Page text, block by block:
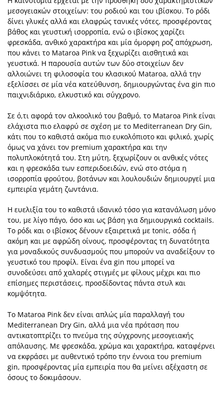
μεσογειακών στοιχείων: του ροδιού και του ιβίσκου. Το ρόδι
δίνει γλυκές αλλά και ελαφρώς τανικές νότες, προσφέροντας
βάθος και γευστική ισορροπία, ενώ ο ιβίσκος χαρίζει
φρεσκάδα, ανθικό χαρακτήρα και μία όμορφη ροζ απόχρωση,
που κάνει το Mataroa Pink να ξεχωρίζει αισθητικά και
γευστικά. Η παρουσία αυτών των δύο στοιχείων δεν
αλλοιώνει τη φιλοσοφία του κλασικού Mataroa, αλλά την
εξελίσσει σε μία νέα κατεύθυνση, δημιουργώντας ένα gin πιο
παιχνιδιάρικο, ελκυστικό και σύγχρονο.
Σε ό,τι αφορά τον αλκοολικό του βαθμό, το Mataroa Pink είναι
ελάχιστα πιο ελαφρύ σε σχέση με το Mediterranean Dry Gin,
κάτι που το καθιστά ακόμα πιο ευκολόπιοτο και φιλικό, χωρίς
όμως να χάνει τον premium χαρακτήρα και την
πολυπλοκότητά του. Στη μύτη, ξεχωρίζουν οι ανθικές νότες
και η φρεσκάδα των εσπεριδοειδών, ενώ στο στόμα η
ισορροπία φρούτου, βοτάνων και λουλουδιών δημιουργεί μια
εμπειρία γεμάτη ζωντάνια.
Η ευελιξία του το καθιστά ιδανικό τόσο για κατανάλωση μόνο
του, με λίγο πάγο, όσο και ως βάση για δημιουργικά cocktails.
Το ρόδι και ο ιβίσκος δένουν εξαιρετικά με tonic, σόδα ή
ακόμη και με αφρώδη οίνους, προσφέροντας τη δυνατότητα
για μοναδικούς συνδυασμούς που μπορούν να αναδείξουν το
γευστικό του προφίλ. Είναι ένα gin που μπορεί να
συνοδεύσει από χαλαρές στιγμές με φίλους μέχρι και πιο
επίσημες περιστάσεις, προσδίδοντας πάντα στυλ και
κομψότητα.
Το Mataroa Pink δεν είναι απλώς μία παραλλαγή του
Mediterranean Dry Gin, αλλά μια νέα πρόταση που
αντικατοπτρίζει το πνεύμα της σύγχρονης μεσογειακής
απόλαυσης. Με φρεσκάδα, χρώμα και χαρακτήρα, καταφέρνει
να εκφράσει με αυθεντικό τρόπο την έννοια του premium
gin, προσφέροντας μία εμπειρία που θα μείνει αξέχαστη σε
όσους το δοκιμάσουν.